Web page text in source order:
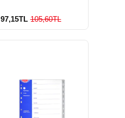
97,15TL 105,60TL